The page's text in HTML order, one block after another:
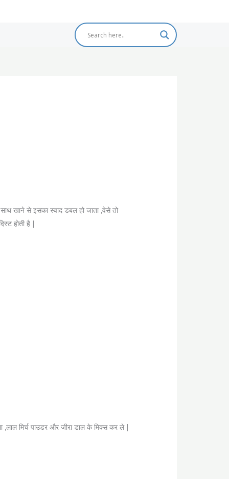
खाने से इसका स्वाद डबल हो जाता ,वेसे तो
होती है |
,लाल मिर्च पाउडर और जीरा डाल के मिक्स कर ले |